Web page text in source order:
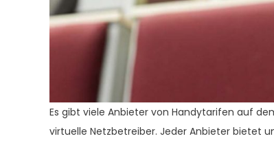
Es gibt viele Anbieter von Handytarifen auf
virtuelle Netzbetreiber. Jeder Anbieter bietet